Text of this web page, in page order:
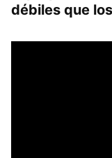
débiles que